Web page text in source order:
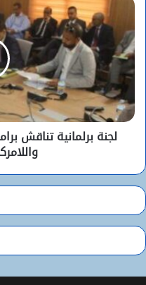
لجنة برلمانية تناقش